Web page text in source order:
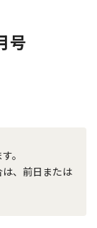
号
。
は、前日または